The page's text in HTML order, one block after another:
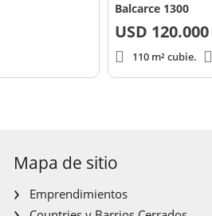
Balcarce 1300
USD 120.000
110 m² cubie.
Mapa de sitio
Emprendimientos